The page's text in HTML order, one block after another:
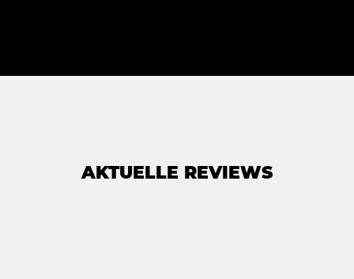
AKTUELLE REVIEWS